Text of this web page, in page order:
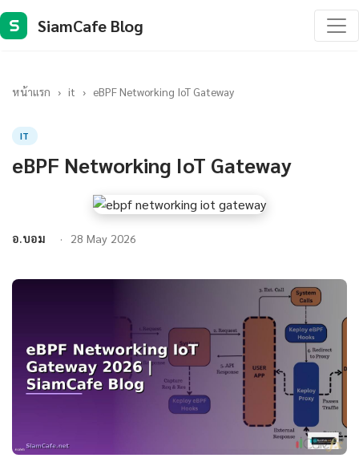
S SiamCafe Blog
หน้าแรก › it › eBPF Networking IoT Gateway
IT
eBPF Networking IoT Gateway
อ.บอม 28 May 2026